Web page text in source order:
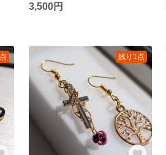
3,500円
残り1点